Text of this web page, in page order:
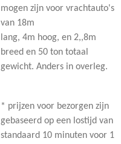
mogen zijn voor vrachtauto's
van 18m
lang, 4m hoog, en 2,,8m
breed en 50 ton totaal
gewicht. Anders in overleg.
* prijzen voor bezorgen zijn
gebaseerd op een lostijd van
standaard 10 minuten voor 1